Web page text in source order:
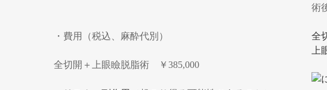
術
・費用（税込、麻酔代別）
全切開＋上眼瞼脱脂術 ￥385,000
全
上